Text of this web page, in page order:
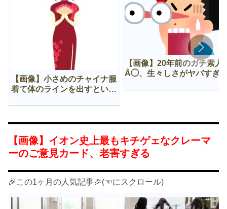
【画像】小さめのチャイナ服
着て体のラインを出すという
【画像】20年前のガチ素人
Å◯、生々しさがヤバすぎ
【画像】イオン史上最もキチゲェなクレーマ
ーのご意見カード、老害すぎる
🎉この1ヶ月の人気記事🎉(☜にスクロール)